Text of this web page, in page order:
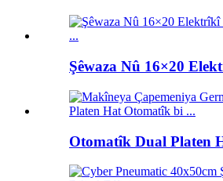
Şêwaza Nû 16×20
Otomatîk Dual Platen